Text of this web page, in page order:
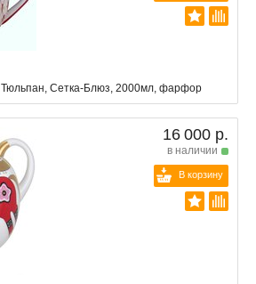
Сетка-Блюз, 2000мл, фарфор
16 000 р.
в наличии
В корзину